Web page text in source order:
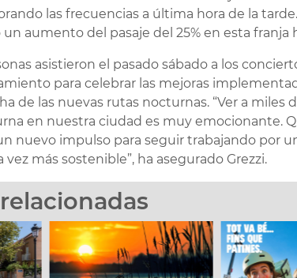
las frecuencias a última hora de la
aumento del pasaje del 25% en esta franja
asistieron el pasado sábado a los
para celebrar las mejoras
de las nuevas rutas nocturnas. “Ver a miles
en nuestra ciudad es muy emocionante.
nuevo impulso para seguir trabajando por
más sostenible”, ha asegurado Grezzi.